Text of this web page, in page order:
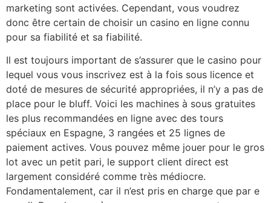
marketing sont activées. Cependant, vous voudrez
donc être certain de choisir un casino en ligne connu
pour sa fiabilité et sa fiabilité.
Il est toujours important de s’assurer que le casino pour
lequel vous vous inscrivez est à la fois sous licence et
doté de mesures de sécurité appropriées, il n’y a pas de
place pour le bluff. Voici les machines à sous gratuites
les plus recommandées en ligne avec des tours
spéciaux en Espagne, 3 rangées et 25 lignes de
paiement actives. Vous pouvez même jouer pour le gros
lot avec un petit pari, le support client direct est
largement considéré comme très médiocre.
Fondamentalement, car il n’est pris en charge que par e